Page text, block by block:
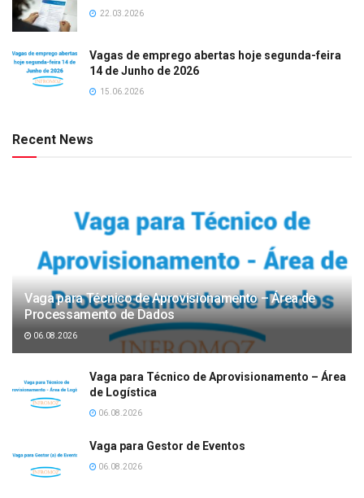
22.03.2026
Vagas de emprego abertas hoje segunda-feira
14 de Junho de 2026
15.06.2026
Recent News
Vaga para Técnico de Aprovisionamento – Área de
Processamento de Dados
06.08.2026
Vaga para Técnico de Aprovisionamento – Área
de Logística
06.08.2026
Vaga para Gestor de Eventos
06.08.2026